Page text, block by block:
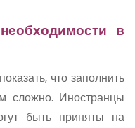
в
что заполнить
сложно. Иностранцы
быть приняты на